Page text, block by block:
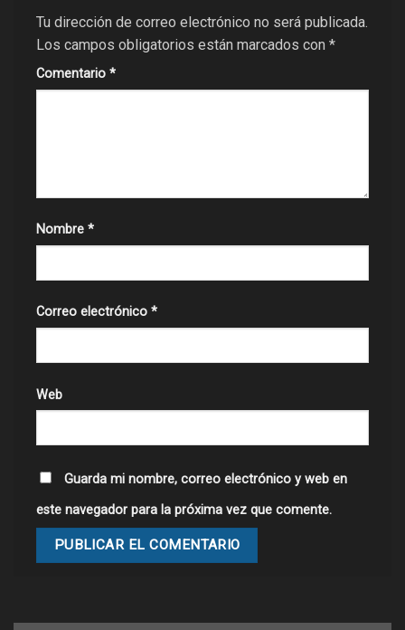
Tu dirección de correo electrónico no será publicada.
Los campos obligatorios están marcados con *
Comentario *
Nombre *
Correo electrónico *
Web
Guarda mi nombre, correo electrónico y web en
este navegador para la próxima vez que comente.